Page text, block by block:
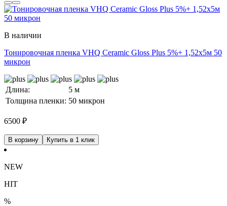
В наличии
Тонировочная пленка VHQ Ceramic Gloss Plus 5%+ 1,52x5м 50
микрон
Длина:
5 м
Толщина пленки: 50 микрон
6500 ₽
В корзину Купить в 1 клик
NEW
HIT
%